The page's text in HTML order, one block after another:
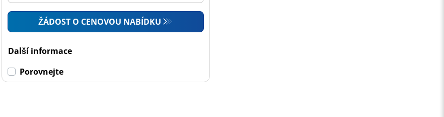
ŽÁDOST O CENOVOU NABÍDKU
Další informace
Porovnejte